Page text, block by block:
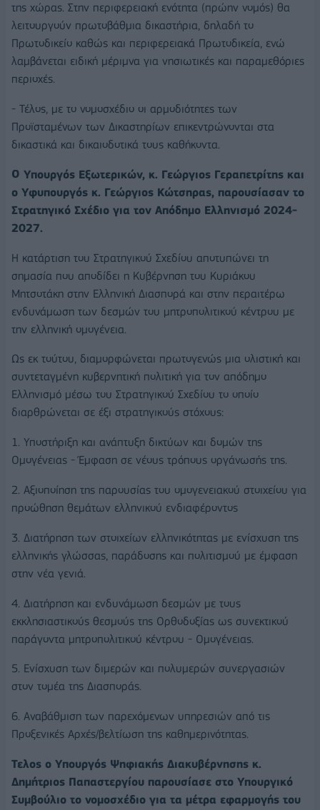
της χώρας. Στην περιφερειακή ενότητα (πρώην νομός) θα
λειτουργούν πρωτοβάθμια δικαστήρια, δηλαδή το
Πρωτοδικείο καθώς και περιφερειακά Πρωτοδικεία, ενώ
λαμβάνεται ειδική μέριμνα για νησιωτικές και παραμεθόριες
περιοχές.
- Τέλος, με το νομοσχέδιο οι αρμοδιότητες των
Προϊσταμένων των Δικαστηρίων επικεντρώνονται στα
δικαστικά και δικαιοδοτικά τους καθήκοντα.
Ο Υπουργός Εξωτερικών, κ. Γεώργιος Γεραπετρίτης και
ο Υφυπουργός κ. Γεώργιος Κώτσηρας, παρουσίασαν το
Στρατηγικό Σχέδιο για τον Απόδημο Ελληνισμό 2024-
2027.
Η κατάρτιση του Στρατηγικού Σχεδίου αποτυπώνει τη
σημασία που αποδίδει η Κυβέρνηση του Κυριάκου
Μητσοτάκη στην Ελληνική Διασπορά και στην περαιτέρω
ενδυνάμωση των δεσμών του μητροπολιτικού κέντρου με
την ελληνική ομογένεια.
Ως εκ τούτου, διαμορφώνεται πρωτογενώς μια ολιστική και
συντεταγμένη κυβερνητική πολιτική για τον απόδημο
Ελληνισμό μέσω του Στρατηγικού Σχεδίου το οποίο
διαρθρώνεται σε έξι στρατηγικούς στόχους:
1. Υποστήριξη και ανάπτυξη δικτύων και δομών της
Ομογένειας - Έμφαση σε νέους τρόπους οργάνωσής της.
2. Αξιοποίηση της παρουσίας του ομογενειακού στοιχείου για
προώθηση θεμάτων ελληνικού ενδιαφέροντος
3. Διατήρηση των στοιχείων ελληνικότητας με ενίσχυση της
ελληνικής γλώσσας, παράδοσης και πολιτισμού με έμφαση
στην νέα γενιά.
4. Διατήρηση και ενδυνάμωση δεσμών με τους
εκκλησιαστικούς θεσμούς της Ορθοδοξίας ως συνεκτικού
παράγοντα μητροπολιτικού κέντρου - Ομογένειας.
5. Ενίσχυση των διμερών και πολυμερών συνεργασιών
στον τομέα της Διασποράς.
6. Αναβάθμιση των παρεχόμενων υπηρεσιών από τις
Προξενικές Αρχές/βελτίωση της καθημερινότητας.
Τελος ο Υπουργός Ψηφιακής Διακυβέρνησης κ.
Δημήτριος Παπαστεργίου παρουσίασε στο Υπουργικό
Συμβούλιο το νομοσχέδιο για τα μέτρα εφαρμογής του